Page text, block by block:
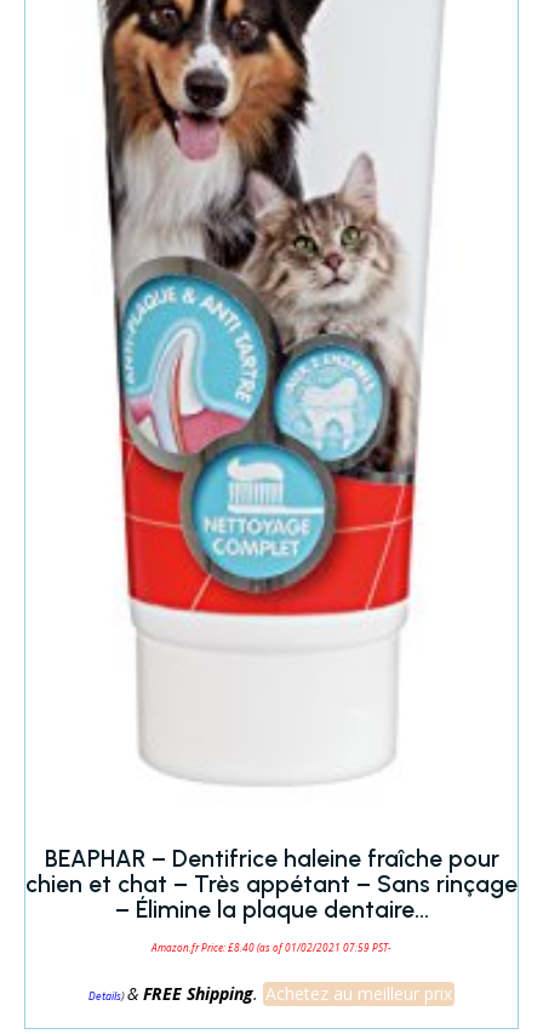
BEAPHAR – Dentifrice haleine fraîche pour
chien et chat – Très appétant – Sans rinçage
– Élimine la plaque dentaire…
Amazon.fr Price:£8.40(as of 01/02/2021 07:59 PST-
Details)& FREE Shipping. Achetez au meilleur prix